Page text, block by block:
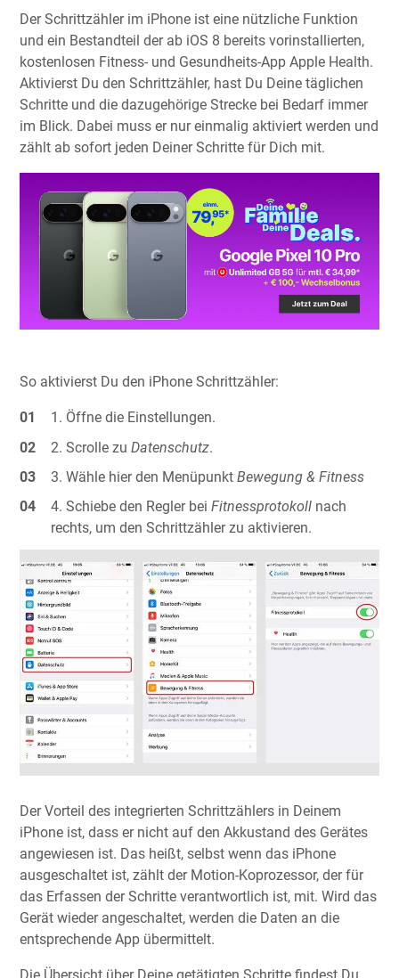
Der Schrittzähler im iPhone ist eine nützliche Funktion
und ein Bestandteil der ab iOS 8 bereits vorinstallierten,
kostenlosen Fitness- und Gesundheits-App Apple Health.
Aktivierst Du den Schrittzähler, hast Du Deine täglichen
Schritte und die dazugehörige Strecke bei Bedarf immer
im Blick. Dabei muss er nur einmalig aktiviert werden und
zählt ab sofort jeden Deiner Schritte für Dich mit.
So aktivierst Du den iPhone Schrittzähler:
Öffne die Einstellungen.
Scrolle zuDatenschutz.
Wähle hier den MenüpunktBewegung & Fitness
Schiebe den Regler beiFitnessprotokoll nach
rechts, um den Schrittzähler zu aktivieren.
Der Vorteil des integrierten Schrittzählers in Deinem
iPhone ist, dass er nicht auf den Akkustand des Gerätes
angewiesen ist. Das heißt, selbst wenn das iPhone
ausgeschaltet ist, zählt der Motion-Koprozessor, der für
das Erfassen der Schritte verantwortlich ist, mit. Wird das
Gerät wieder angeschaltet, werden die Daten an die
entsprechende App übermittelt.